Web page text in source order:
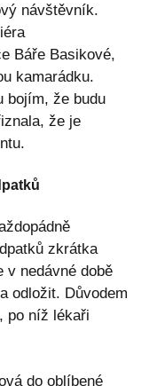
návštěvník.
Báře Basikové,
kamarádku.
bojím, že budu
že je
zkrátka
v nedávné době
odložit. Důvodem
, po níž lékaři
do oblíbené